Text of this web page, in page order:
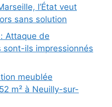
l’État veut
sans solution
Attaque de
sont-ils impressionnés
meublée
m² à Neuilly-sur-